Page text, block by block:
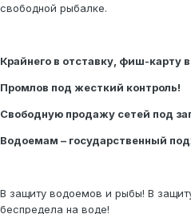
свободной рыбалке.
Крайнего в отставку, фиш-карту
Промлов под жесткий контроль!
Свободную продажу сетей под
Водоемам – государственный
В защиту водоемов и рыбы! В
беспредела на воде!